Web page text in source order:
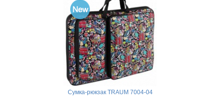
Сумка-рюкзак TRAUM 7004-04